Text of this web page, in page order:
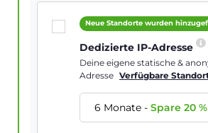
Neue Standorte wurden
Dedizierte IP-Adresse
Deine eigene statische &
Adresse Verfügbare
6 Monate-Spare20 %